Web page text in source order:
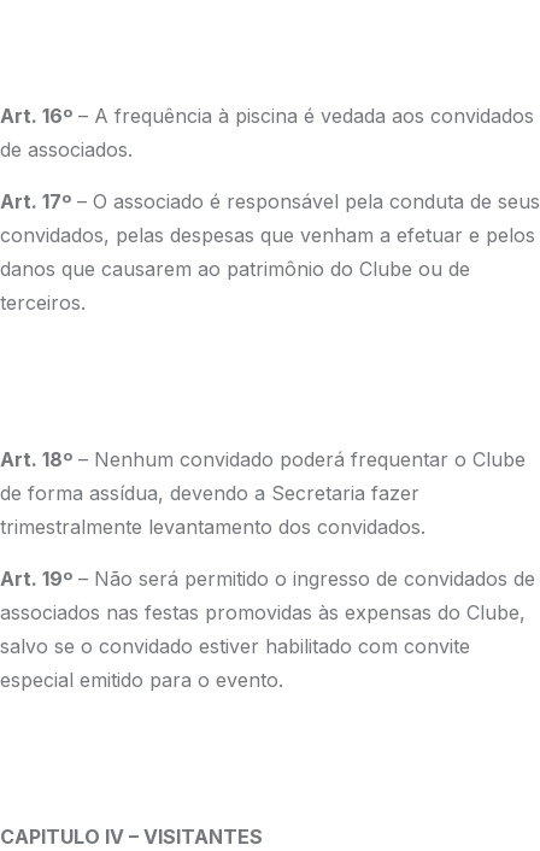
Art. 16º – A frequência à piscina é vedada aos convidados
de associados.
Art. 17º – O associado é responsável pela conduta de seus
convidados, pelas despesas que venham a efetuar e pelos
danos que causarem ao patrimônio do Clube ou de
terceiros.
Art. 18º – Nenhum convidado poderá frequentar o Clube
de forma assídua, devendo a Secretaria fazer
trimestralmente levantamento dos convidados.
Art. 19º – Não será permitido o ingresso de convidados de
associados nas festas promovidas às expensas do Clube,
salvo se o convidado estiver habilitado com convite
especial emitido para o evento.
CAPITULO IV – VISITANTES